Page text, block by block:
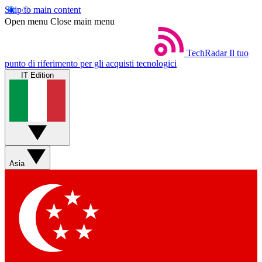
Skip to main content
Open menu Close main menu
TechRadar Il tuo
punto di riferimento per gli acquisti tecnologici
IT Edition
Asia